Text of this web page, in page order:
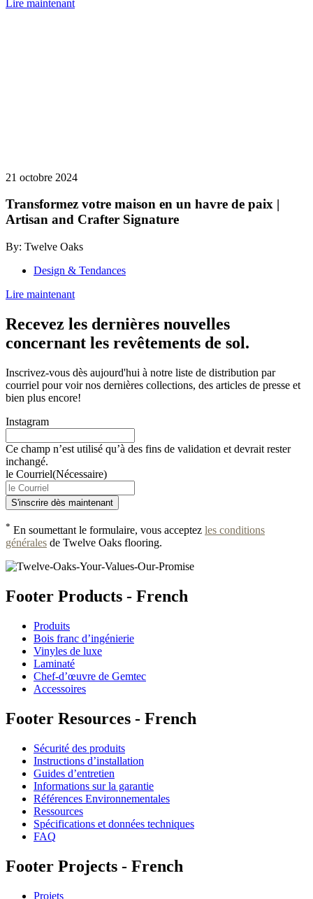
Lire maintenant
21 octobre 2024
Transformez votre maison en un havre de paix |
Artisan and Crafter Signature
By: Twelve Oaks
Design & Tendances
Lire maintenant
Recevez les dernières nouvelles
concernant les revêtements de sol.
Inscrivez-vous dès aujourd'hui à notre liste de distribution par
courriel pour voir nos dernières collections, des articles de presse et
bien plus encore!
Instagram
Ce champ n’est utilisé qu’à des fins de validation et devrait rester
inchangé.
le Courriel(Nécessaire)
* En soumettant le formulaire, vous acceptez les conditions
générales de Twelve Oaks flooring.
Footer Products - French
Produits
Bois franc d’ingénierie
Vinyles de luxe
Laminaté
Chef-d’œuvre de Gemtec
Accessoires
Footer Resources - French
Sécurité des produits
Instructions d’installation
Guides d’entretien
Informations sur la garantie
Références Environnementales
Ressources
Spécifications et données techniques
FAQ
Footer Projects - French
Projets